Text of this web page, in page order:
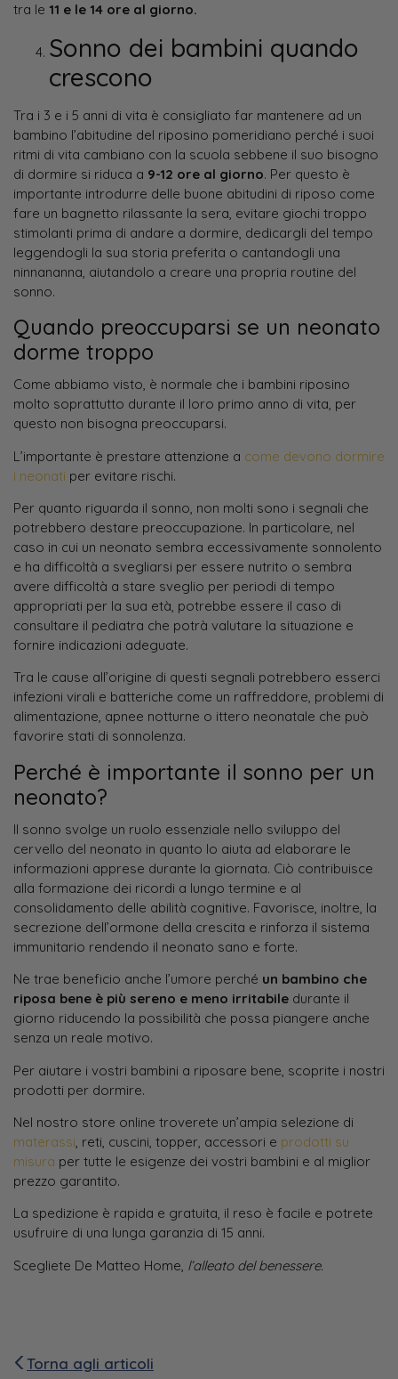
tra le 11 e le 14 ore al giorno.
Sonno dei bambini quando
crescono
Tra i 3 e i 5 anni di vita è consigliato far mantenere ad un
bambino l’abitudine del riposino pomeridiano perché i suoi
ritmi di vita cambiano con la scuola sebbene il suo bisogno
di dormire si riduca a 9-12 ore al giorno. Per questo è
importante introdurre delle buone abitudini di riposo come
fare un bagnetto rilassante la sera, evitare giochi troppo
stimolanti prima di andare a dormire, dedicargli del tempo
leggendogli la sua storia preferita o cantandogli una
ninnananna, aiutandolo a creare una propria routine del
sonno.
Quando preoccuparsi se un neonato
dorme troppo
Come abbiamo visto, è normale che i bambini riposino
molto soprattutto durante il loro primo anno di vita, per
questo non bisogna preoccuparsi.
L’importante è prestare attenzione a come devono dormire
i neonati per evitare rischi.
Per quanto riguarda il sonno, non molti sono i segnali che
potrebbero destare preoccupazione. In particolare, nel
caso in cui un neonato sembra eccessivamente sonnolento
e ha difficoltà a svegliarsi per essere nutrito o sembra
avere difficoltà a stare sveglio per periodi di tempo
appropriati per la sua età, potrebbe essere il caso di
consultare il pediatra che potrà valutare la situazione e
fornire indicazioni adeguate.
Tra le cause all’origine di questi segnali potrebbero esserci
infezioni virali e batteriche come un raffreddore, problemi di
alimentazione, apnee notturne o ittero neonatale che può
favorire stati di sonnolenza.
Perché è importante il sonno per un
neonato?
Il sonno svolge un ruolo essenziale nello sviluppo del
cervello del neonato in quanto lo aiuta ad elaborare le
informazioni apprese durante la giornata. Ciò contribuisce
alla formazione dei ricordi a lungo termine e al
consolidamento delle abilità cognitive. Favorisce, inoltre, la
secrezione dell’ormone della crescita e rinforza il sistema
immunitario rendendo il neonato sano e forte.
Ne trae beneficio anche l’umore perché un bambino che
riposa bene è più sereno e meno irritabile durante il
giorno riducendo la possibilità che possa piangere anche
senza un reale motivo.
Per aiutare i vostri bambini a riposare bene, scoprite i nostri
prodotti per dormire.
Nel nostro store online troverete un’ampia selezione di
materassi, reti, cuscini, topper, accessori e prodotti su
misura per tutte le esigenze dei vostri bambini e al miglior
prezzo garantito.
La spedizione è rapida e gratuita, il reso è facile e potrete
usufruire di una lunga garanzia di 15 anni.
Scegliete De Matteo Home, l’alleato del benessere.
Torna agli articoli